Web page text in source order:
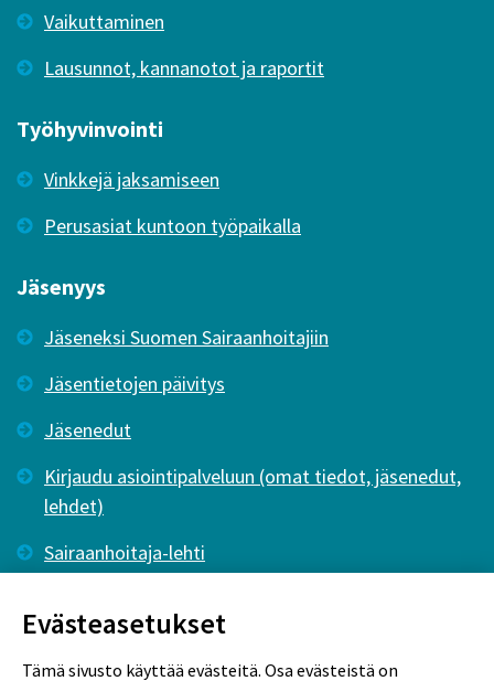
Vaikuttaminen
Lausunnot, kannanotot ja raportit
Työhyvinvointi
Vinkkejä jaksamiseen
Perusasiat kuntoon työpaikalla
Jäsenyys
Jäseneksi Suomen Sairaanhoitajiin
Jäsentietojen päivitys
Jäsenedut
Kirjaudu asiointipalveluun (omat tiedot, jäsenedut,
lehdet)
Sairaanhoitaja-lehti
Evästeasetukset
Tämä sivusto käyttää evästeitä. Osa evästeistä on